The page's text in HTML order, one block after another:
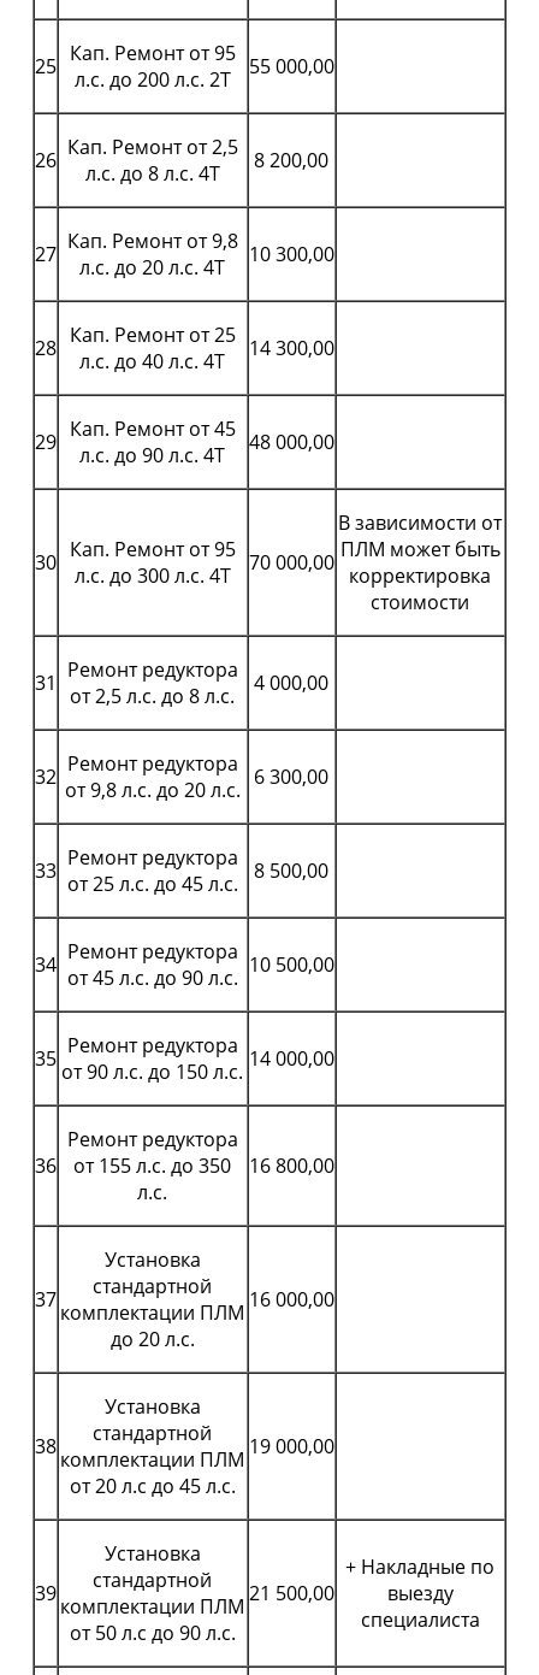
25 Кап. Ремонт от 95
л.с. до 200 л.с. 2Т
55 000,00
26 Кап. Ремонт от 2,5
л.с. до 8 л.с. 4Т
8 200,00
27 Кап. Ремонт от 9,8
л.с. до 20 л.с. 4Т
10 300,00
28 Кап. Ремонт от 25
л.с. до 40 л.с. 4Т
14 300,00
29 Кап. Ремонт от 45
л.с. до 90 л.с. 4Т
48 000,00
30 Кап. Ремонт от 95
л.с. до 300 л.с. 4Т
70 000,00
В зависимости от
ПЛМ может быть
корректировка
стоимости
31 Ремонт редуктора
от 2,5 л.с. до 8 л.с.
4 000,00
32 Ремонт редуктора
от 9,8 л.с. до 20 л.с. 6 300,00
33 Ремонт редуктора
от 25 л.с. до 45 л.с.
8 500,00
34 Ремонт редуктора
от 45 л.с. до 90 л.с. 10 500,00
35 Ремонт редуктора
от 90 л.с. до 150 л.с. 14 000,00
36
Ремонт редуктора
от 155 л.с. до 350
л.с.
16 800,00
37
Установка
стандартной
комплектации ПЛМ
до 20 л.с.
16 000,00
38
Установка
стандартной
комплектации ПЛМ
от 20 л.с до 45 л.с.
19 000,00
39
Установка
стандартной
комплектации ПЛМ
от 50 л.с до 90 л.с.
21 500,00
+ Накладные по
выезду
специалиста